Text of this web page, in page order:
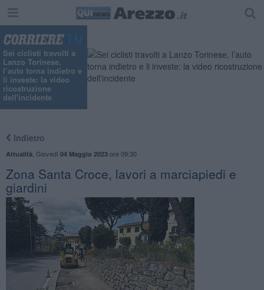
Sei ciclisti travolti a
Lanzo Torinese,
l’auto torna indietro e
li investe: la video
ricostruzione
dell'incidente
Indietro
Attualità Giovedì 04 Maggio 2023ore 09:30
Zona Santa Croce, lavori a marciapiedi e
giardini